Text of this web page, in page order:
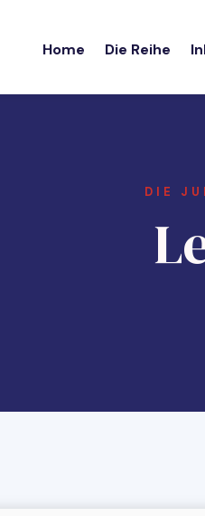
Home Die Reihe
DIE